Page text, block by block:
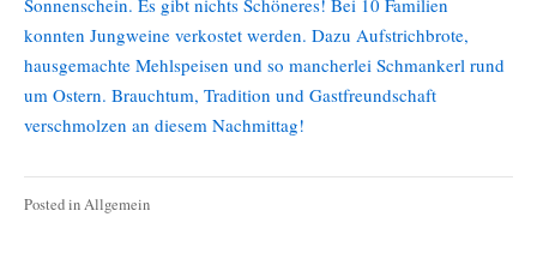
konnten Jungweine verkostet werden. Dazu Aufstrichbrote,
hausgemachte Mehlspeisen und so mancherlei Schmankerl rund
um Ostern. Brauchtum, Tradition und Gastfreundschaft
verschmolzen an diesem Nachmittag!
Posted inAllgemein